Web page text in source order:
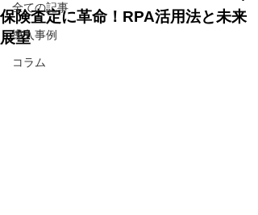
全ての記事
導入事例
コラム
保険査定に革命！RPA活用法と未来
展望